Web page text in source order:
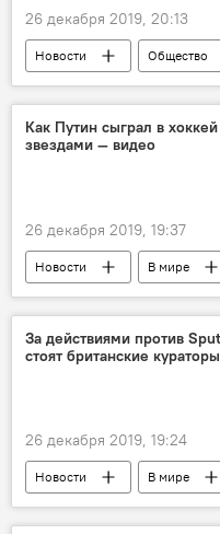
26 декабря 2019, 20:13
Новости Общество
Происшествия
Жыргалбек Турускулов
фракция
Жогорку
Как Путин сыграл в
звездами — видео
26 декабря 2019, 19:37
Новости В мире
Россия
видео
Владимир Путин
За действиями против
стоят британские
26 декабря 2019, 19:24
Новости В мире
Великобритания